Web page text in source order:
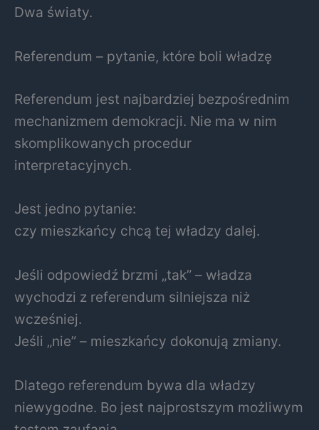
Dwa światy.
Referendum – pytanie, które boli władzę
Referendum jest najbardziej bezpośrednim
mechanizmem demokracji. Nie ma w nim
skomplikowanych procedur
interpretacyjnych.
Jest jedno pytanie:
czy mieszkańcy chcą tej władzy dalej.
Jeśli odpowiedź brzmi „tak” – władza
wychodzi z referendum silniejsza niż
wcześniej.
Jeśli „nie” – mieszkańcy dokonują zmiany.
Dlatego referendum bywa dla władzy
niewygodne. Bo jest najprostszym możliwym